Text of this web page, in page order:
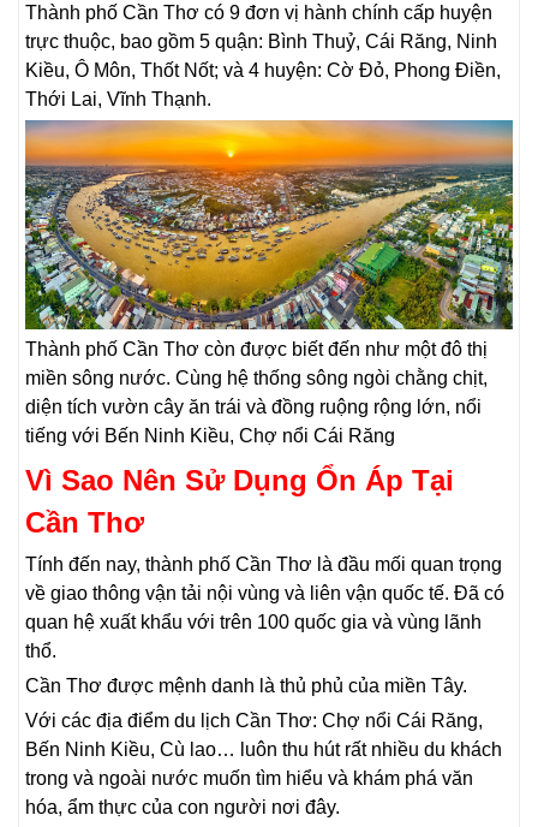
Thành phố Cần Thơ có 9 đơn vị hành chính cấp huyện
trực thuộc, bao gồm 5 quận: Bình Thuỷ, Cái Răng, Ninh
Kiều, Ô Môn, Thốt Nốt; và 4 huyện: Cờ Đỏ, Phong Điền,
Thới Lai, Vĩnh Thạnh.
Thành phố Cần Thơ còn được biết đến như một đô thị
miền sông nước. Cùng hệ thống sông ngòi chằng chịt,
diện tích vườn cây ăn trái và đồng ruộng rộng lớn, nổi
tiếng với Bến Ninh Kiều, Chợ nổi Cái Răng
Vì Sao Nên Sử Dụng Ổn Áp Tại
Cần Thơ
Tính đến nay, thành phố Cần Thơ là đầu mối quan trọng
về giao thông vận tải nội vùng và liên vận quốc tế. Đã có
quan hệ xuất khẩu với trên 100 quốc gia và vùng lãnh
thổ.
Cần Thơ được mệnh danh là thủ phủ của miền Tây.
Với các địa điểm du lịch Cần Thơ: Chợ nổi Cái Răng,
Bến Ninh Kiều, Cù lao… luôn thu hút rất nhiều du khách
trong và ngoài nước muốn tìm hiểu và khám phá văn
hóa, ẩm thực của con người nơi đây.